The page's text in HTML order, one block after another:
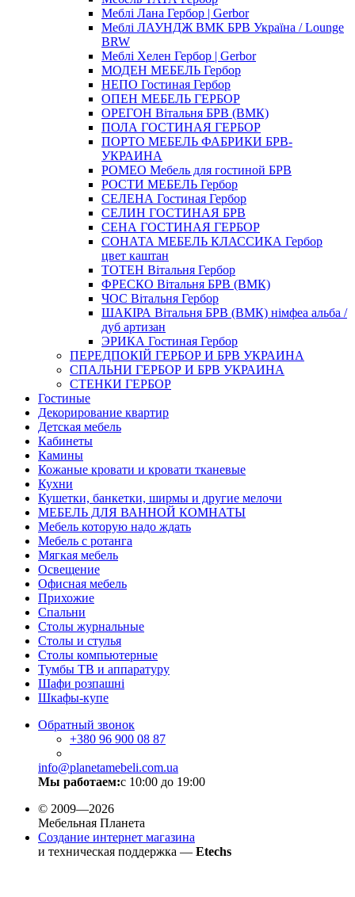
Меблi Лана Гербор | Gerbor
Меблi ЛАУНДЖ ВМК БРВ Україна / Lounge
BRW
Меблi Хелен Гербор | Gerbor
МОДЕН МЕБЕЛЬ Гербор
НЕПО Гостиная Гербор
ОПЕН МЕБЕЛЬ ГЕРБОР
ОРЕГОН Вітальня БРВ (ВМК)
ПОЛА ГОСТИНАЯ ГЕРБОР
ПОРТО МЕБЕЛЬ ФАБРИКИ БРВ-
УКРАИНА
РОМЕО Мебель для гостиной БРВ
РОСТИ МЕБЕЛЬ Гербор
СЕЛЕНА Гостиная Гербор
СЕЛИН ГОСТИНАЯ БРВ
СЕНА ГОСТИНАЯ ГЕРБОР
СОНАТА МЕБЕЛЬ КЛАССИКА Гербор
цвет каштан
ТОТЕН Вітальня Гербор
ФРЕСКО Вітальня БРВ (ВМК)
ЧОС Вітальня Гербор
ШАКІРА Вітальня БРВ (ВМК) німфеа альба /
дуб артизан
ЭРИКА Гостиная Гербор
ПЕРЕДПОКІЙ ГЕРБОР И БРВ УКРАИНА
СПАЛЬНИ ГЕРБОР И БРВ УКРАИНА
СТЕНКИ ГЕРБОР
Гостиные
Декорирование квартир
Детская мебель
Кабинеты
Камины
Кожаные кровати и кровати тканевые
Кухни
Кушетки, банкетки, ширмы и другие мелочи
МЕБЕЛЬ ДЛЯ ВАННОЙ КОМНАТЫ
Мебель которую надо ждать
Мебель с ротанга
Мягкая мебель
Освещение
Офисная мебель
Прихожие
Спальни
Столы журнальные
Столы и стулья
Столы компьютерные
Тумбы ТВ и аппаратуру
Шафи розпашні
Шкафы-купе
Обратный звонок
+380 96 900 08 87
info@planetamebeli.com.ua
Мы работаем:с 10:00 до 19:00
© 2009—2026
Мебельная Планета
Создание интернет магазина
и техническая поддержка — Etechs